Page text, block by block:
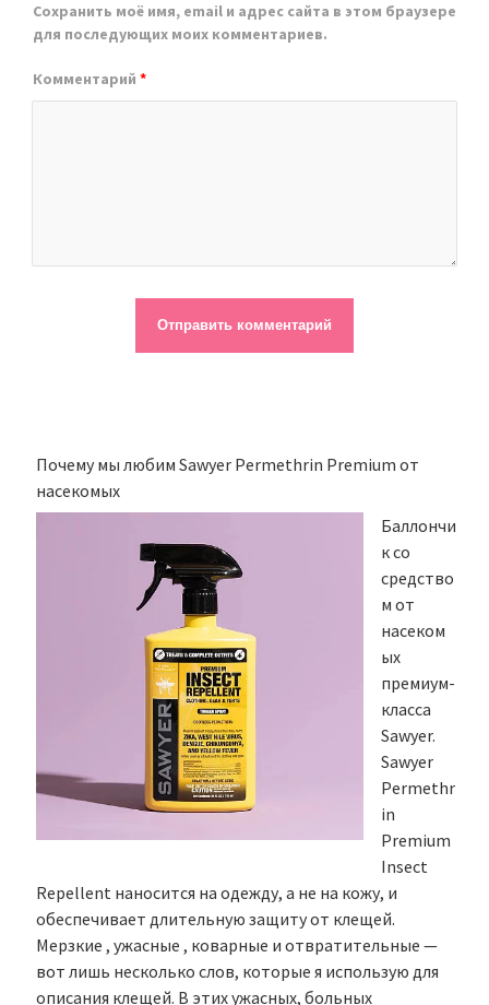
Сохранить моё имя, email и адрес сайта в этом браузере
для последующих моих комментариев.
Комментарий *
Почему мы любим Sawyer Permethrin Premium от
насекомых
Баллончи
к со
средство
м от
насеком
ых
премиум-
класса
Sawyer.
Sawyer
Permethr
in
Premium
Insect
Repellent наносится на одежду, а не на кожу, и
обеспечивает длительную защиту от клещей.
Мерзкие , ужасные , коварные и отвратительные —
вот лишь несколько слов, которые я использую для
описания клещей. В этих ужасных, больных